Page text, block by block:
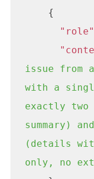
"role"
issue from a
with a
exactly
summary)
(details
only, no